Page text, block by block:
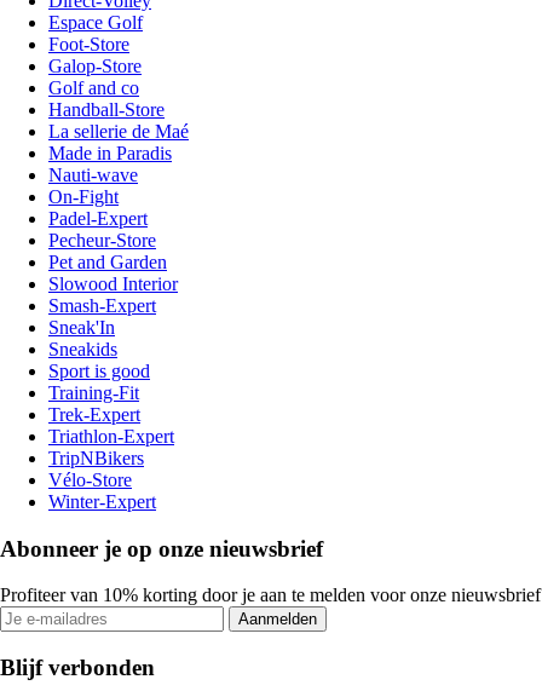
Espace Golf
Foot-Store
Galop-Store
Golf and co
Handball-Store
La sellerie de Maé
Made in Paradis
Nauti-wave
On-Fight
Padel-Expert
Pecheur-Store
Pet and Garden
Slowood Interior
Smash-Expert
Sneak'In
Sneakids
Sport is good
Training-Fit
Trek-Expert
Triathlon-Expert
TripNBikers
Vélo-Store
Winter-Expert
Abonneer je op onze nieuwsbrief
Profiteer van 10% korting door je aan te melden voor onze nieuwsbrief
Aanmelden
Blijf verbonden